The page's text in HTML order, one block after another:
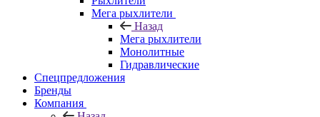
Мега рыхлители
Назад
Мега рыхлители
Монолитные
Гидравлические
Спецпредложения
Бренды
Компания